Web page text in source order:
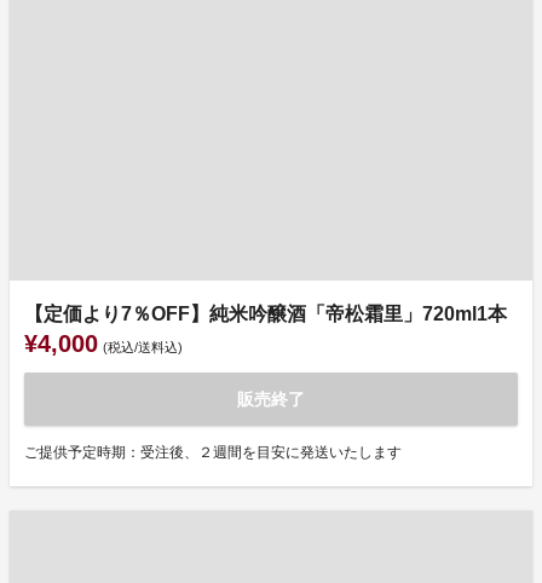
【定価より7％OFF】純米吟醸酒「帝松霜里」720ml1本
¥4,000 (税込/送料込)
販売終了
ご提供予定時期：受注後、２週間を目安に発送いたします